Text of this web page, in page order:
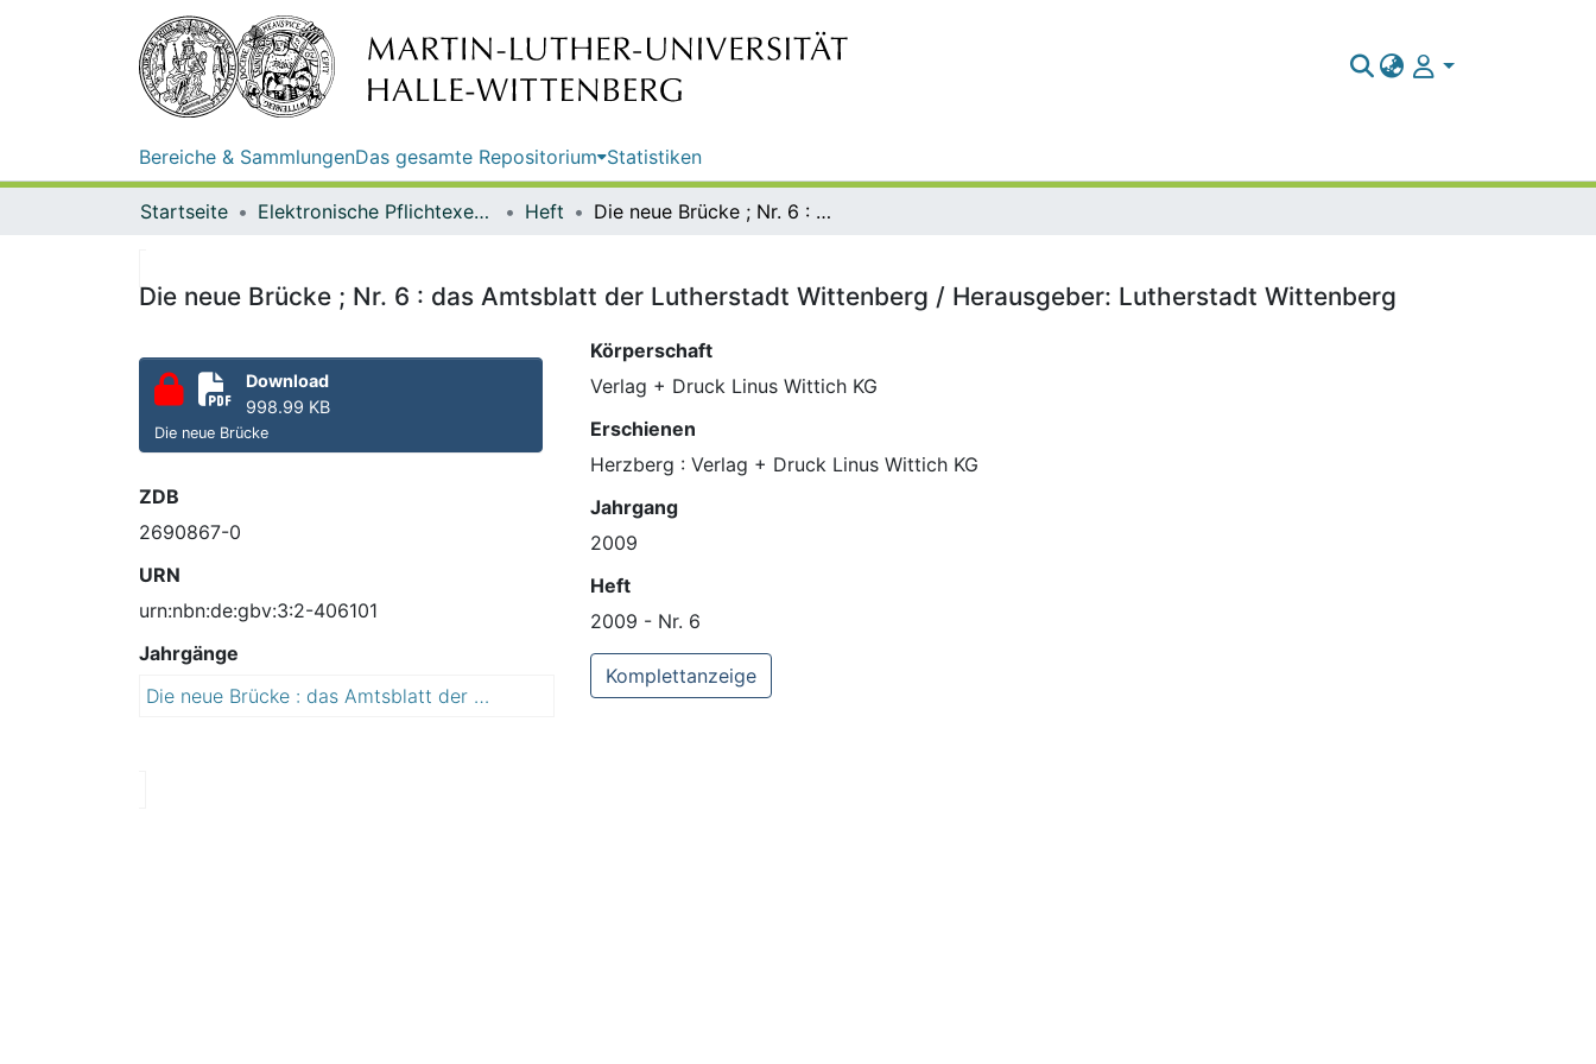
Bereiche & SammlungenDas gesamte Repositorium Statistiken
Startseite Elektronische Pflichtexemplare Heft Die neue Brücke ; Nr. 6 : das Amtsblatt der Lutherstadt Wittenberg / Herausgeber: Lutherstadt Wittenberg
Die neue Brücke ; Nr. 6 : das Amtsblatt der Lutherstadt Wittenberg / Herausgeber: Lutherstadt Wittenberg
Download
998.99 KB
Die neue Brücke
ZDB
2690867-0
URN
urn:nbn:de:gbv:3:2-406101
Jahrgänge
Die neue Brücke : das Amtsblatt der Lutherstadt Wittenberg
Körperschaft
Verlag + Druck Linus Wittich KG
Erschienen
Herzberg : Verlag + Druck Linus Wittich KG
Jahrgang
2009
Heft
2009 - Nr. 6
Komplettanzeige